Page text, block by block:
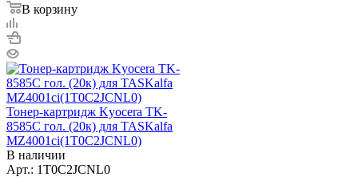
В корзину
Тонер-картридж Kyocera TK-
8585C гол. (20к) для TASKalfa
MZ4001ci(1T0C2JCNL0)
В наличии
Арт.: 1T0C2JCNL0